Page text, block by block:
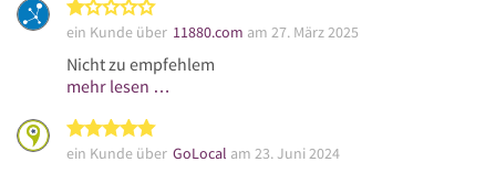
ein Kunde über 11880.com am 27. März 2025
Nicht zu empfehlem
mehr lesen …
ein Kunde über GoLocal am 23. Juni 2024